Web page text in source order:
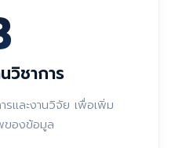
วิชาการ
และงานวิจัย เพื่อเพิ่ม
ของข้อมูล